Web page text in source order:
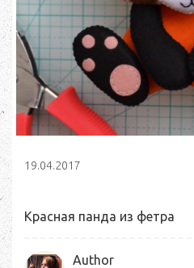
19.04.2017
Красная панда из фетра
Author